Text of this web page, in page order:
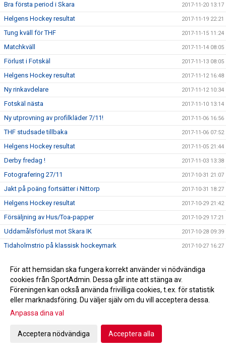
Bra första period i Skara 2017-11-20 13:17
Helgens Hockey resultat 2017-11-19 22:21
Tung kväll för THF 2017-11-15 11:24
Matchkväll 2017-11-14 08:05
Förlust i Fotskäl 2017-11-13 08:05
Helgens Hockey resultat 2017-11-12 16:48
Ny rinkavdelare 2017-11-12 10:34
Fotskäl nästa 2017-11-10 13:14
Ny utprovning av profilkläder 7/11! 2017-11-06 16:56
THF studsade tillbaka 2017-11-06 07:52
Helgens Hockey resultat 2017-11-05 21:44
Derby fredag ! 2017-11-03 13:38
Fotografering 27/11 2017-10-31 21:07
Jakt på poäng fortsätter i Nittorp 2017-10-31 18:27
Helgens Hockey resultat 2017-10-29 21:42
Försäljning av Hus/Toa-papper 2017-10-29 17:21
Uddamålsförlust mot Skara IK 2017-10-28 09:39
Tidaholmstrio på klassisk hockeymark 2017-10-27 16:27
A-lagsdebut för William Ahlrik 2017-10-24 08:50
Förlust i Lidköping 2017-10-24 08:46
Helgens Hockey resultat 2017-10-22 21:24
A-laget spelar borta mot HC Lidköping
Trissbolaget!!!
För att hemsidan ska fungera korrekt använder vi nödvändiga
cookies från SportAdmin. Dessa går inte att stänga av.
Föreningen kan också använda frivilliga cookies, t.ex. för statistik
eller marknadsföring. Du väljer själv om du vill acceptera dessa.
Anpassa dina val
Acceptera nödvändiga Acceptera alla